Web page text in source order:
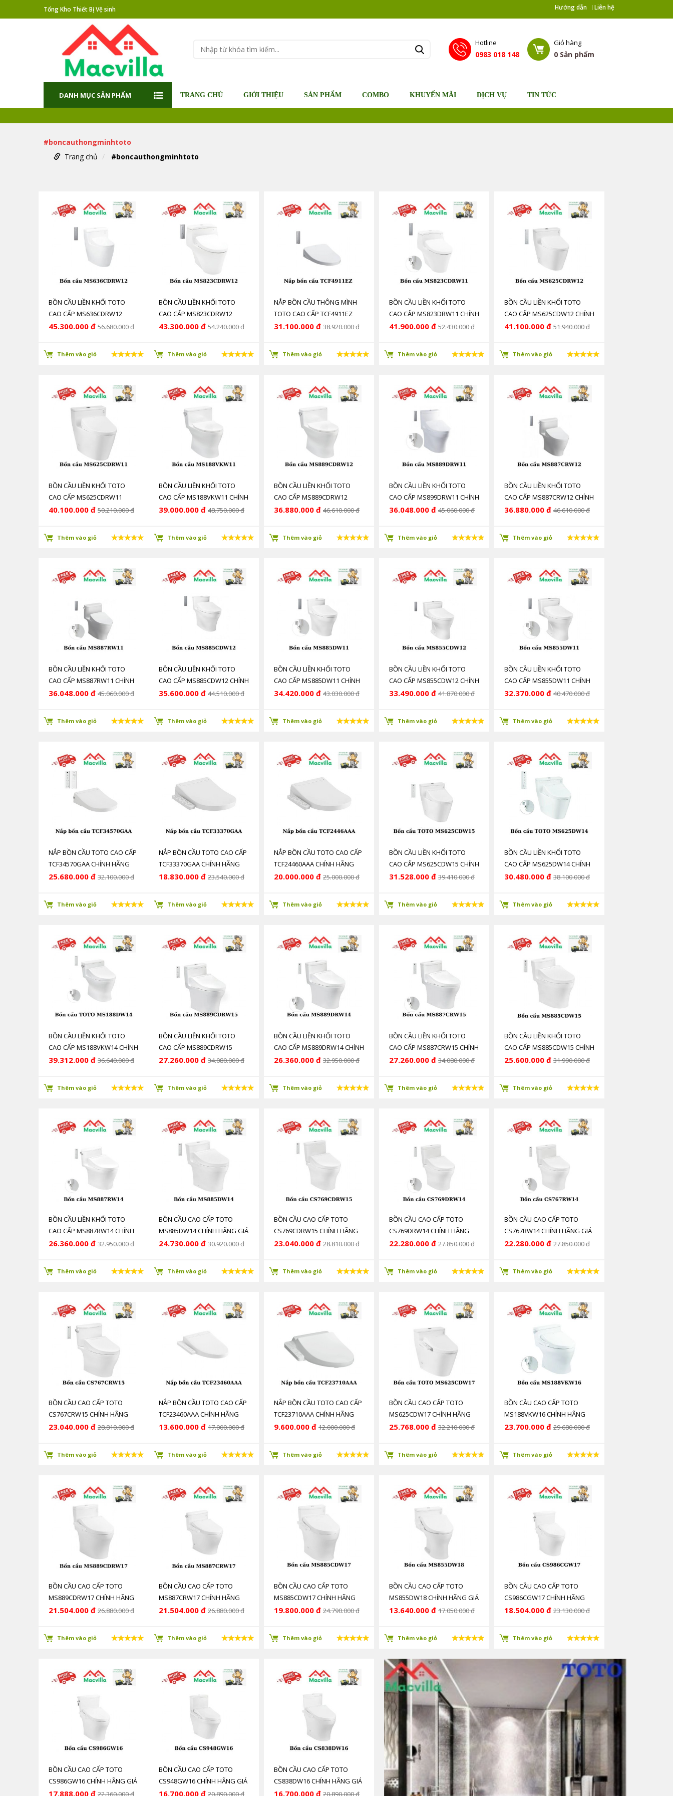
Tổng Kho Thiết Bị Vệ sinh Hướng dẫn Liên hệ
Hotline
0983 018 148
Giỏ hàng
0 Sản phẩm
DANH MỤC SẢN PHẨM TRANG CHỦ GIỚI THIỆU SẢN PHẨM COMBO KHUYẾN MÃI DỊCH VỤ TIN TỨC
#boncauthongminhtoto
Trang chủ
#boncauthongminhtoto
BỒN CẦU LIỀN KHỐI TOTO
CAO CẤP MS636CDRW12
CHÍNH HÃNG GIÁ RẺ
45.300.000 đ 56.680.000 đ
Thêm vào giỏ
BỒN CẦU LIỀN KHỐI TOTO
CAO CẤP MS823CDRW12
CHÍNH HÃNG GIÁ RẺ
43.300.000 đ 54.240.000 đ
Thêm vào giỏ
NẮP BỒN CẦU THÔNG MÌNH
TOTO CAO CẤP TCF4911EZ
(TCF4911Z) CHÍNH HÃNG GIÁ
31.100.000 đ 38.920.000 đ
Thêm vào giỏ
BỒN CẦU LIỀN KHỐI TOTO
CAO CẤP MS823DRW11 CHÍNH
HÃNG GIÁ RẺ
41.900.000 đ 52.430.000 đ
Thêm vào giỏ
BỒN CẦU LIỀN KHỐI TOTO
CAO CẤP MS625CDW12 CHÍNH
HÃNG GIÁ RẺ
41.100.000 đ 51.940.000 đ
Thêm vào giỏ
BỒN CẦU LIỀN KHỐI TOTO
CAO CẤP MS625CDRW11
CHÍNH HÃNG GIÁ RẺ
40.100.000 đ 50.210.000 đ
Thêm vào giỏ
BỒN CẦU LIỀN KHỐI TOTO
CAO CẤP MS188VKW11 CHÍNH
HÃNG GIÁ RẺ
39.000.000 đ 48.750.000 đ
Thêm vào giỏ
BỒN CẦU LIỀN KHỐI TOTO
CAO CẤP MS889CDRW12
CHÍNH HÃNG GIÁ RẺ
36.880.000 đ 46.610.000 đ
Thêm vào giỏ
BỒN CẦU LIỀN KHỐI TOTO
CAO CẤP MS899DRW11 CHÍNH
HÃNG GIÁ RẺ
36.048.000 đ 45.060.000 đ
Thêm vào giỏ
BỒN CẦU LIỀN KHỐI TOTO
CAO CẤP MS887CRW12 CHÍNH
HÃNG GIÁ RẺ
36.880.000 đ 46.610.000 đ
Thêm vào giỏ
BỒN CẦU LIỀN KHỐI TOTO
CAO CẤP MS887RW11 CHÍNH
HÃNG GIÁ RẺ
36.048.000 đ 45.060.000 đ
Thêm vào giỏ
BỒN CẦU LIỀN KHỐI TOTO
CAO CẤP MS885CDW12 CHÍNH
HÃNG GIÁ RẺ
35.600.000 đ 44.510.000 đ
Thêm vào giỏ
BỒN CẦU LIỀN KHỐI TOTO
CAO CẤP MS885DW11 CHÍNH
HÃNG GIÁ RẺ
34.420.000 đ 43.030.000 đ
Thêm vào giỏ
BỒN CẦU LIỀN KHỐI TOTO
CAO CẤP MS855CDW12 CHÍNH
HÃNG GIÁ RẺ
33.490.000 đ 41.870.000 đ
Thêm vào giỏ
BỒN CẦU LIỀN KHỐI TOTO
CAO CẤP MS855DW11 CHÍNH
HÃNG GIÁ RẺ
32.370.000 đ 40.470.000 đ
Thêm vào giỏ
NẮP BỒN CẦU TOTO CAO CẤP
TCF34570GAA CHÍNH HÃNG
GIÁ RẺ
25.680.000 đ 32.100.000 đ
Thêm vào giỏ
NẮP BỒN CẦU TOTO CAO CẤP
TCF33370GAA CHÍNH HÃNG
GIÁ RẺ
18.830.000 đ 23.540.000 đ
Thêm vào giỏ
NẮP BỒN CẦU TOTO CAO CẤP
TCF24460AAA CHÍNH HÃNG
GIÁ RẺ
20.000.000 đ 25.000.000 đ
Thêm vào giỏ
BỒN CẦU LIỀN KHỐI TOTO
CAO CẤP MS625CDW15 CHÍNH
HÃNG GIÁ RẺ
31.528.000 đ 39.410.000 đ
Thêm vào giỏ
BỒN CẦU LIỀN KHỐI TOTO
CAO CẤP MS625DW14 CHÍNH
HÃNG GIÁ RẺ
30.480.000 đ 38.100.000 đ
Thêm vào giỏ
BỒN CẦU LIỀN KHỐI TOTO
CAO CẤP MS188VKW14 CHÍNH
HÃNG GIÁ RẺ
39.312.000 đ 36.640.000 đ
Thêm vào giỏ
BỒN CẦU LIỀN KHỐI TOTO
CAO CẤP MS889CDRW15
CHÍNH HÃNG GIÁ RẺ
27.260.000 đ 34.080.000 đ
Thêm vào giỏ
BỒN CẦU LIỀN KHỐI TOTO
CAO CẤP MS889DRW14 CHÍNH
HÃNG GIÁ RẺ
26.360.000 đ 32.950.000 đ
Thêm vào giỏ
BỒN CẦU LIỀN KHỐI TOTO
CAO CẤP MS887CRW15 CHÍNH
HÃNG GIÁ RẺ
27.260.000 đ 34.080.000 đ
Thêm vào giỏ
BỒN CẦU LIỀN KHỐI TOTO
CAO CẤP MS885CDW15 CHÍNH
HÃNG GIÁ RẺ
25.600.000 đ 31.990.000 đ
Thêm vào giỏ
BỒN CẦU LIỀN KHỐI TOTO
CAO CẤP MS887RW14 CHÍNH
HÃNG GIÁ RẺ
26.360.000 đ 32.950.000 đ
Thêm vào giỏ
BỒN CẦU CAO CẤP TOTO
MS885DW14 CHÍNH HÃNG GIÁ
RẺ
24.730.000 đ 30.920.000 đ
Thêm vào giỏ
BỒN CẦU CAO CẤP TOTO
CS769CDRW15 CHÍNH HÃNG
GIÁ RẺ
23.040.000 đ 28.810.000 đ
Thêm vào giỏ
BỒN CẦU CAO CẤP TOTO
CS769DRW14 CHÍNH HÃNG
GIÁ RẺ
22.280.000 đ 27.850.000 đ
Thêm vào giỏ
BỒN CẦU CAO CẤP TOTO
CS767RW14 CHÍNH HÃNG GIÁ
RẺ
22.280.000 đ 27.850.000 đ
Thêm vào giỏ
BỒN CẦU CAO CẤP TOTO
CS767CRW15 CHÍNH HÃNG
GIÁ RẺ
23.040.000 đ 28.810.000 đ
Thêm vào giỏ
NẮP BỒN CẦU TOTO CAO CẤP
TCF23460AAA CHÍNH HÃNG
GIÁ RẺ
13.600.000 đ 17.000.000 đ
Thêm vào giỏ
NẮP BỒN CẦU TOTO CAO CẤP
TCF23710AAA CHÍNH HÃNG
GIÁ RẺ
9.600.000 đ 12.000.000 đ
Thêm vào giỏ
BỒN CẦU CAO CẤP TOTO
MS625CDW17 CHÍNH HÃNG
GIÁ RẺ
25.768.000 đ 32.210.000 đ
Thêm vào giỏ
BỒN CẦU CAO CẤP TOTO
MS188VKW16 CHÍNH HÃNG
GIÁ RẺ
23.700.000 đ 29.680.000 đ
Thêm vào giỏ
BỒN CẦU CAO CẤP TOTO
MS889CDRW17 CHÍNH HÃNG
GIÁ RẺ
21.504.000 đ 26.880.000 đ
Thêm vào giỏ
BỒN CẦU CAO CẤP TOTO
MS887CRW17 CHÍNH HÃNG
GIÁ RẺ
21.504.000 đ 26.880.000 đ
Thêm vào giỏ
BỒN CẦU CAO CẤP TOTO
MS885CDW17 CHÍNH HÃNG
GIÁ RẺ
19.800.000 đ 24.790.000 đ
Thêm vào giỏ
BỒN CẦU CAO CẤP TOTO
MS855DW18 CHÍNH HÃNG GIÁ
RẺ
13.640.000 đ 17.050.000 đ
Thêm vào giỏ
BỒN CẦU CAO CẤP TOTO
CS986CGW17 CHÍNH HÃNG
GIÁ RẺ
18.504.000 đ 23.130.000 đ
Thêm vào giỏ
BỒN CẦU CAO CẤP TOTO
CS986GW16 CHÍNH HÃNG GIÁ
RẺ
17.888.000 đ 22.360.000 đ
BỒN CẦU CAO CẤP TOTO
CS948GW16 CHÍNH HÃNG GIÁ
RẺ
16.700.000 đ 20.890.000 đ
BỒN CẦU CAO CẤP TOTO
CS838DW16 CHÍNH HÃNG GIÁ
RẺ
16.700.000 đ 20.890.000 đ